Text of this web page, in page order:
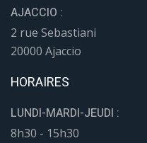
AJACCIO :
2 rue Sebastiani
20000 Ajaccio
HORAIRES
LUNDI-MARDI-JEUDI :
8h30 - 15h30